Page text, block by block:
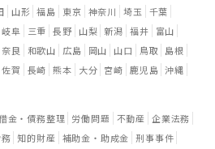
山形 福島 東京 神奈川 埼玉
千葉
岐阜 三重 長野 山梨 新潟 福井
富山
奈良 和歌山 広島 岡山 山口 鳥取
島根
佐賀 長崎 熊本 大分 宮崎 鹿児島 沖縄
金・債務整理 労働問題 不動産 企業法務
知的財産 補助金・助成金 刑事事件